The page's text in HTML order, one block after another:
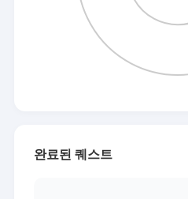
완료된 퀘스트